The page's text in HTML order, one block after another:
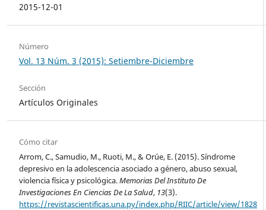
2015-12-01
Número
Vol. 13 Núm. 3 (2015): Setiembre-Diciembre
Sección
Artículos Originales
Cómo citar
Arrom, C., Samudio, M., Ruoti, M., & Orúe, E. (2015). Síndrome
depresivo en la adolescencia asociado a género, abuso sexual,
violencia física y psicológica.Memorias Del Instituto De
Investigaciones En Ciencias De La Salud, 13(3).
https://revistascientificas.una.py/index.php/RIIC/article/view/1828